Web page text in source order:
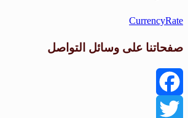
CurrencyRate
صفحاتنا على وسائل التواصل
Facebook